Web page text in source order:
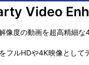
Video
像度の動画を超高精細な
フルHDや4K映像として